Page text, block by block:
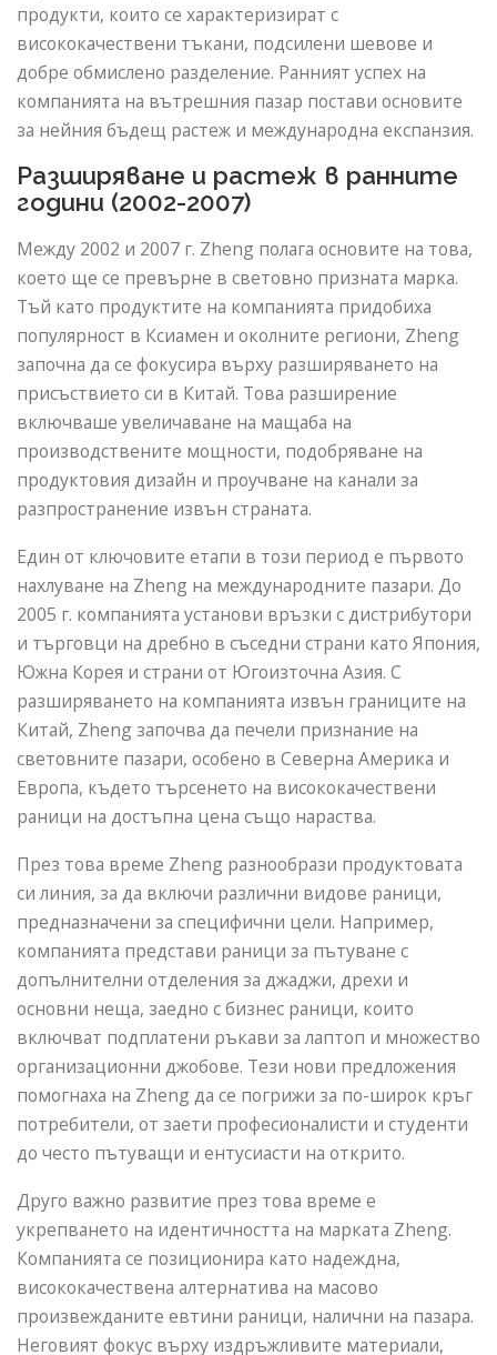
продукти, които се характеризират с
висококачествени тъкани, подсилени шевове и
добре обмислено разделение. Ранният успех на
компанията на вътрешния пазар постави основите
за нейния бъдещ растеж и международна експанзия.
Разширяване и растеж в ранните
години (2002-2007)
Между 2002 и 2007 г. Zheng полага основите на това,
което ще се превърне в световно призната марка.
Тъй като продуктите на компанията придобиха
популярност в Ксиамен и околните региони, Zheng
започна да се фокусира върху разширяването на
присъствието си в Китай. Това разширение
включваше увеличаване на мащаба на
производствените мощности, подобряване на
продуктовия дизайн и проучване на канали за
разпространение извън страната.
Един от ключовите етапи в този период е първото
нахлуване на Zheng на международните пазари. До
2005 г. компанията установи връзки с дистрибутори
и търговци на дребно в съседни страни като Япония,
Южна Корея и страни от Югоизточна Азия. С
разширяването на компанията извън границите на
Китай, Zheng започва да печели признание на
световните пазари, особено в Северна Америка и
Европа, където търсенето на висококачествени
раници на достъпна цена също нараства.
През това време Zheng разнообрази продуктовата
си линия, за да включи различни видове раници,
предназначени за специфични цели. Например,
компанията представи раници за пътуване с
допълнителни отделения за джаджи, дрехи и
основни неща, заедно с бизнес раници, които
включват подплатени ръкави за лаптоп и множество
организационни джобове. Тези нови предложения
помогнаха на Zheng да се погрижи за по-широк кръг
потребители, от заети професионалисти и студенти
до често пътуващи и ентусиасти на открито.
Друго важно развитие през това време е
укрепването на идентичността на марката Zheng.
Компанията се позиционира като надеждна,
висококачествена алтернатива на масово
произвежданите евтини раници, налични на пазара.
Неговият фокус върху издръжливите материали,